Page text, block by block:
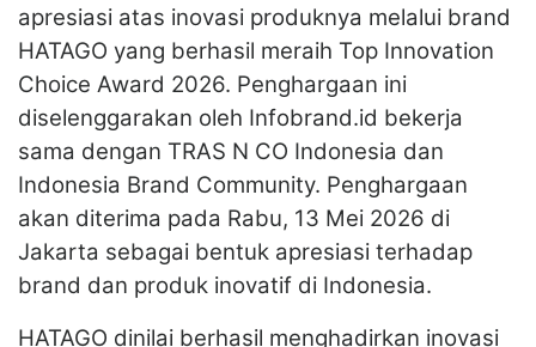
apresiasi atas inovasi produknya melalui brand
HATAGO yang berhasil meraih Top Innovation
Choice Award 2026. Penghargaan ini
diselenggarakan oleh Infobrand.id bekerja
sama dengan TRAS N CO Indonesia dan
Indonesia Brand Community. Penghargaan
akan diterima pada Rabu, 13 Mei 2026 di
Jakarta sebagai bentuk apresiasi terhadap
brand dan produk inovatif di Indonesia.
HATAGO dinilai berhasil menghadirkan inovasi